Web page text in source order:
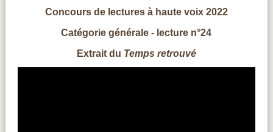
Concours de lectures à haute voix 2022
Catégorie générale - lecture n°24
Extrait du Temps retrouvé